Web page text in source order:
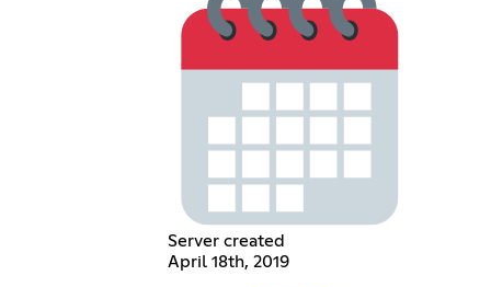
Server created
April 18th, 2019